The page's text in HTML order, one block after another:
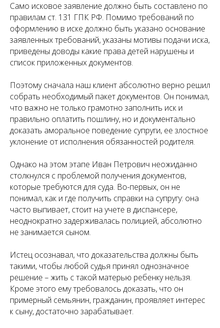
Само исковое заявление должно быть составлено по
правилам ст. 131 ГПК РФ. Помимо требований по
оформлению в иске должно быть указано основание
заявленных требований, указаны мотивы подачи иска,
приведены доводы какие права детей нарушены и
список приложенных документов.
Поэтому сначала наш клиент абсолютно верно решил
собрать необходимый пакет документов. Он понимал,
что важно не только грамотно заполнить иск и
правильно оплатить пошлину, но и документально
доказать аморальное поведение супруги, ее злостное
уклонение от исполнения обязанностей родителя.
Однако на этом этапе Иван Петрович неожиданно
столкнулся с проблемой получения документов,
которые требуются для суда. Во-первых, он не
понимал, как и где получить справки на супругу: она
часто выпивает, стоит на учете в диспансере,
неоднократно задерживалась полицией, абсолютно
не занимается сыном.
Истец осознавал, что доказательства должны быть
такими, чтобы любой судья принял однозначное
решение – жить с такой матерью ребенку нельзя.
Кроме этого ему требовалось доказать, что он
примерный семьянин, гражданин, проявляет интерес
к сыну, достаточно зарабатывает.